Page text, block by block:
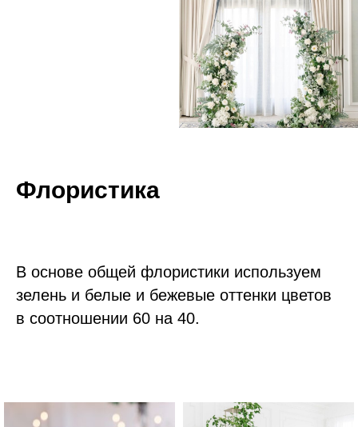
Флористика
В основе общей флористики используем
зелень и белые и бежевые оттенки цветов
в соотношении 60 на 40.